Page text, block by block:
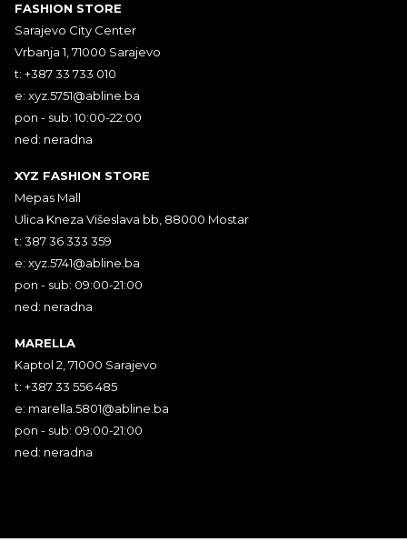
FASHION STORE
Sarajevo City Center
Vrbanja 1, 71000 Sarajevo
t: +387 33 733 010
e: xyz.5751@abline.ba
pon - sub: 10:00-22:00
ned: neradna
XYZ FASHION STORE
Mepas Mall
Ulica Kneza Višeslava bb, 88000 Mostar
t: 387 36 333 359
e: xyz.5741@abline.ba
pon - sub: 09:00-21:00
ned: neradna
MARELLA
Kaptol 2, 71000 Sarajevo
t: +387 33 556 485
e: marella.5801@abline.ba
pon - sub: 09:00-21:00
ned: neradna